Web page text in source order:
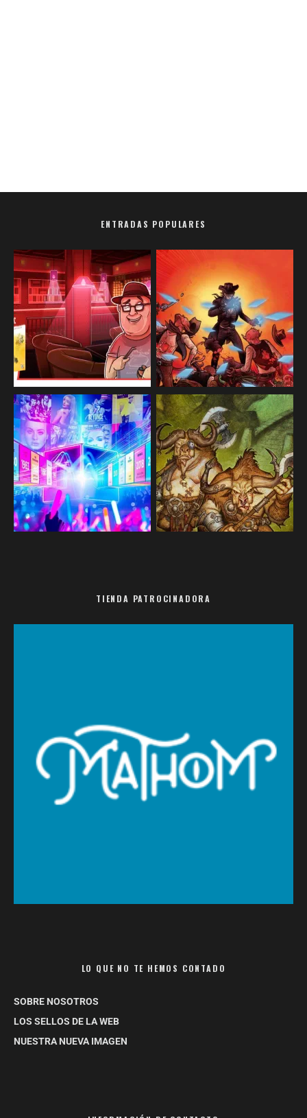
ENTRADAS POPULARES
TIENDA PATROCINADORA
LO QUE NO TE HEMOS CONTADO
SOBRE NOSOTROS
LOS SELLOS DE LA WEB
NUESTRA NUEVA IMAGEN